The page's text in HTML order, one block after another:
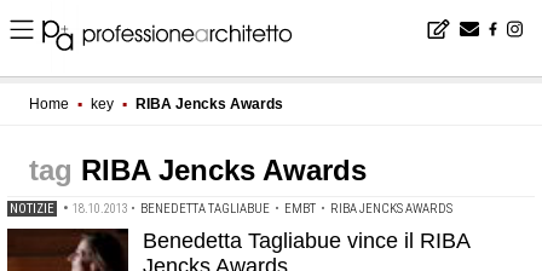
Home ▪ key ▪ RIBA Jencks Awards
RIBA Jencks Awards
NOTIZIE • 18.10.2013 • BENEDETTA TAGLIABUE • EMBT • RIBA JENCKS AWARDS
Benedetta Tagliabue vince il RIBA
Jencks Awards